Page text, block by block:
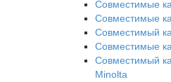
Совместимые
Совместимые
Совместимый
Совместимые
Совместимый
Minolta